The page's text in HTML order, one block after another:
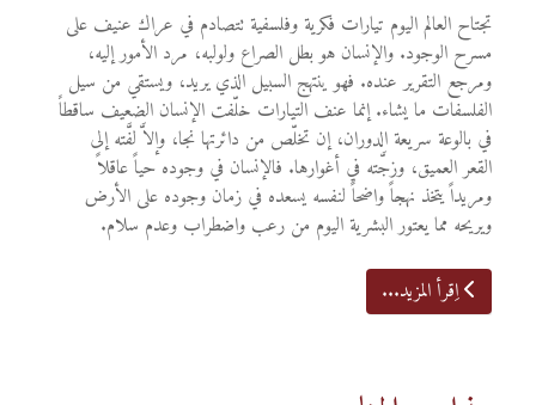
تجتاح العالم اليوم تيارات فكرية وفلسفية تتصادم في عراك عنيف على
مسرح الوجود. والإنسان هو بطل الصراع ولولبه، مرد الأمور إليه،
ومرجع التقرير عنده. فهو ينتهج السبيل الذي يريد، ويستقي من سيل
الفلسفات ما يشاء. إنما عنف التيارات خلّفت الإنسان الضعيف ساقطاً
في بالوعة سريعة الدوران، إن تخلّص من دائرتها نجا، وإلاَّ لفَّته إلى
القعر العميق، وزجَّته في أغوارها. فالإنسان في وجوده حياً عاقلاً
ومريداً يتخذ نهجاً واضحاً لنفسه يسعده في زمان وجوده على الأرض
ويريحه مما يعتور البشرية اليوم من رعب واضطراب وعدم سلام.
اِقرأ المزيد...